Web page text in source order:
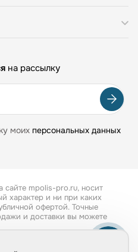
на рассылку
моих персональных данных
сайте mpolis-pro.ru, носит
характер и ни при каких
офертой. Точные
и доставки вы можете